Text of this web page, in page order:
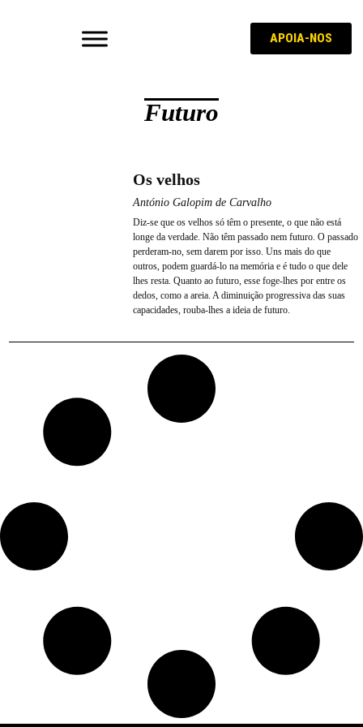
APOIA-NOS
Futuro
Os velhos
António Galopim de Carvalho
Diz-se que os velhos só têm o presente, o que não está
longe da verdade. Não têm passado nem futuro. O passado
perderam-no, sem darem por isso. Uns mais do que
outros, podem guardá-lo na memória e é tudo o que dele
lhes resta. Quanto ao futuro, esse foge-lhes por entre os
dedos, como a areia. A diminuição progressiva das suas
capacidades, rouba-lhes a ideia de futuro.